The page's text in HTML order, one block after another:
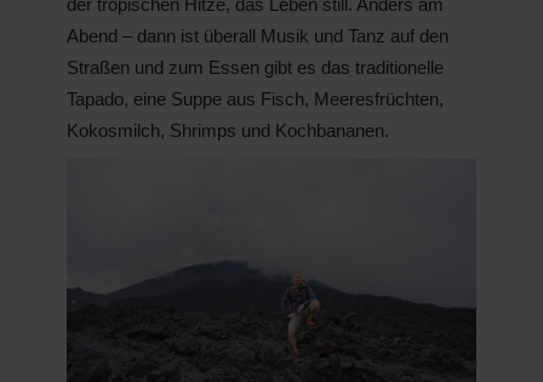
der tropischen Hitze, das Leben still. Anders am
Abend – dann ist überall Musik und Tanz auf den
Straßen und zum Essen gibt es das traditionelle
Tapado, eine Suppe aus Fisch, Meeresfrüchten,
Kokosmilch, Shrimps und Kochbananen.